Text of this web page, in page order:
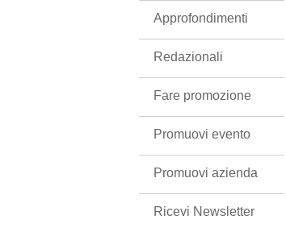
Approfondimenti
Redazionali
Fare promozione
Promuovi evento
Promuovi azienda
Ricevi Newsletter